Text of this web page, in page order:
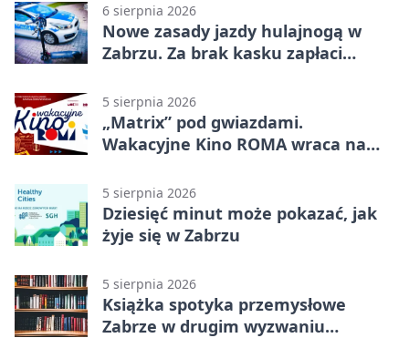
6 sierpnia 2026
Nowe zasady jazdy hulajnogą w
Zabrzu. Za brak kasku zapłaci
5 sierpnia 2026
„Matrix” pod gwiazdami.
Wakacyjne Kino ROMA wraca na
5 sierpnia 2026
Dziesięć minut może pokazać, jak
żyje się w Zabrzu
5 sierpnia 2026
Książka spotyka przemysłowe
Zabrze w drugim wyzwaniu